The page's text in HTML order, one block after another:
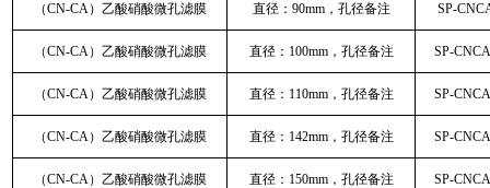
（CN-CA）乙酸硝酸微孔滤膜 直径：90mm，孔径备注 SP-
（CN-CA）乙酸硝酸微孔滤膜 直径：100mm，孔径备注 SP-
（CN-CA）乙酸硝酸微孔滤膜 直径：110mm，孔径备注 SP-
（CN-CA）乙酸硝酸微孔滤膜 直径：142mm，孔径备注 SP-
（CN-CA）乙酸硝酸微孔滤膜 直径：150mm，孔径备注 SP-